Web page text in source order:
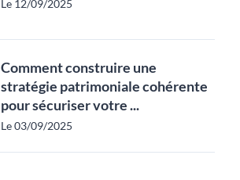
Le 12/09/2025
Comment construire une
stratégie patrimoniale cohérente
pour sécuriser votre ...
Le 03/09/2025